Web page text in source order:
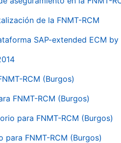
de la FNMT-RCM
SAP-extended ECM by
RCM (Burgos)
FNMT-RCM (Burgos)
para FNMT-RCM (Burgos)
FNMT-RCM (Burgos)